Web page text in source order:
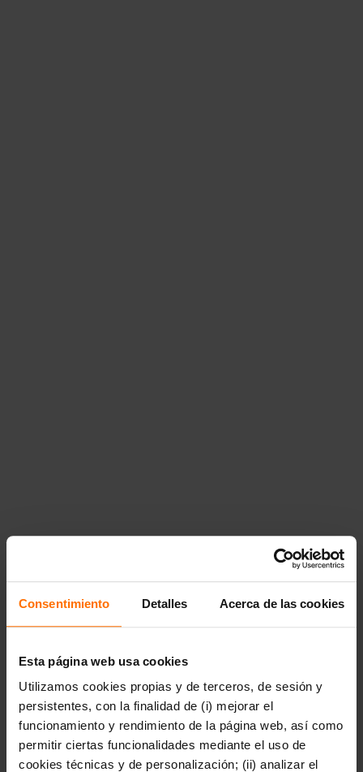
Consentimiento Detalles Acerca de las cookies
Esta página web usa cookies
Utilizamos cookies propias y de terceros, de sesión y
persistentes, con la finalidad de (i) mejorar el
funcionamiento y rendimiento de la página web, así como
permitir ciertas funcionalidades mediante el uso de
cookies técnicas y de personalización; (ii) analizar el